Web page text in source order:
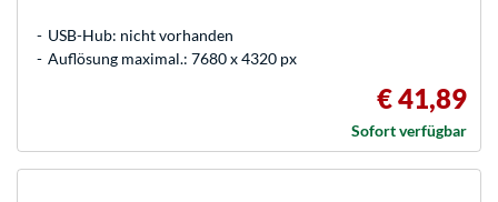
USB-Hub: nicht vorhanden
Auflösung maximal.: 7680 x 4320 px
€ 41,89
Sofort verfügbar